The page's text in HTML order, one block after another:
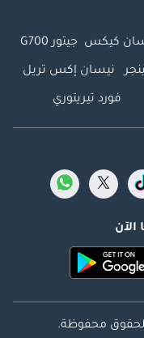
كيكس جيتور G700
نيسان إكس تريل
فورد تيريتوري
الآن